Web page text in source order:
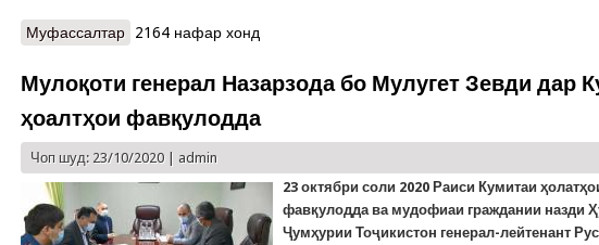
Муфассалтар о Оғози як давраи омӯзишии даҳрӯза барои кормандони
2164 нафар хонд
Мулоқоти генерал Назарзода бо Мулугет Зевди дар
ҳоалтҳои фавқулодда
Чоп шуд: 23/10/2020 | admin
23 октябри соли 2020 Раиси Кумитаи
фавқулодда ва мудофиаи граждании назди
Ҷумҳурии Тоҷикистон генерал-лейтенант Р